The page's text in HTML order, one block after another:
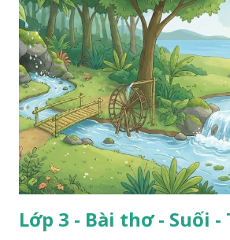
Lớp 3 - Bài thơ - Suối -